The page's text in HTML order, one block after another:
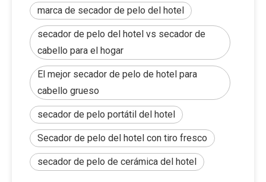
marca de secador de pelo del hotel
secador de pelo del hotel vs secador de
cabello para el hogar
El mejor secador de pelo de hotel para
cabello grueso
secador de pelo portátil del hotel
Secador de pelo del hotel con tiro fresco
secador de pelo de cerámica del hotel